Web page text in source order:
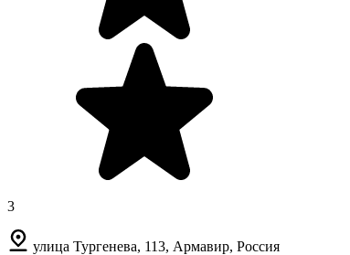
3
улица Тургенева, 113, Армавир, Россия